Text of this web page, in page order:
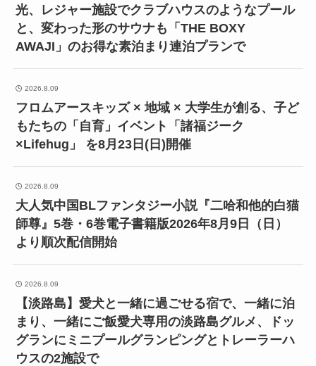
光、レジャー施設でクラブハウスのようなプール
と、変わった形のサウナも「THE BOXY
AWAJI」のお得な素泊まり連泊プランで
2026.8.09
フロムアースキッズ × 地域 × 大学生が創る、子ど
もたちの「自育」イベント「諸福ジーク
×Lifehug」 を8月23日(日)開催
2026.8.09
大人気中国BLファンタジー小説『二哈和他的白猫
師尊』5巻・6巻電子書籍版2026年8月9日（日）
より順次配信開始
2026.8.09
【淡路島】愛犬と一緒に過ごせる宿で、一緒に泊
まり、一緒にご飯愛犬専用の淡路島グルメ、ドッ
グランにミニプールグランピングとトレーラーハ
ウスの2施設で